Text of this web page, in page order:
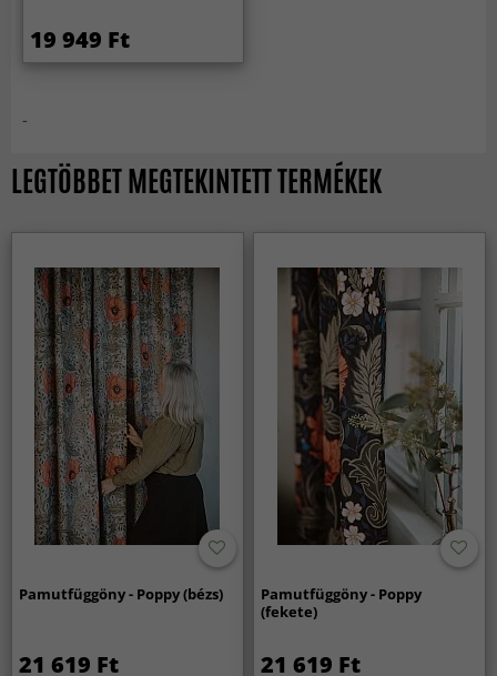
19 949 Ft
-
LEGTÖBBET MEGTEKINTETT TERMÉKEK
Pamutfüggöny - Poppy (bézs)
21 619 Ft
Pamutfüggöny - Poppy
(fekete)
21 619 Ft